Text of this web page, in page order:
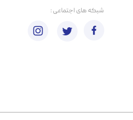
​شبکه های اجتماعی :